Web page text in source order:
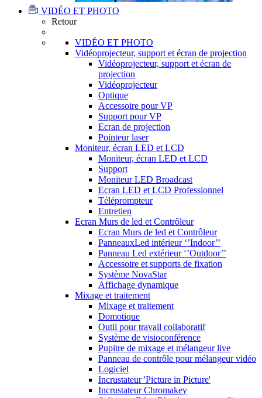
VIDÉO ET PHOTO
Retour
VIDÉO ET PHOTO
Vidéoprojecteur, support et écran de projection
Vidéoprojecteur, support et écran de
projection
Vidéoprojecteur
Optique
Accessoire pour VP
Support pour VP
Ecran de projection
Pointeur laser
Moniteur, écran LED et LCD
Moniteur, écran LED et LCD
Support
Moniteur LED Broadcast
Ecran LED et LCD Professionnel
Téléprompteur
Entretien
Ecran Murs de led et Contrôleur
Ecran Murs de led et Contrôleur
PanneauxLed intérieur ‘’Indoor’’
Panneau Led extérieur ‘’Outdoor’’
Accessoire et supports de fixation
Système NovaStar
Affichage dynamique
Mixage et traitement
Mixage et traitement
Domotique
Outil pour travail collaboratif
Système de visioconférence
Pupitre de mixage et mélangeur live
Panneau de contrôle pour mélangeur vidéo
Logiciel
Incrustateur 'Picture in Picture'
Incrustateur Chromakey